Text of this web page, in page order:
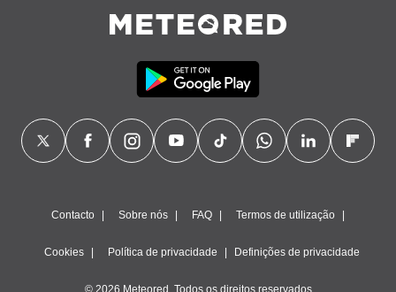
Contacto Sobre nós FAQ Termos de utilização
Cookies Política de privacidade Definições de privacidade
© 2026 Meteored. Todos os direitos reservados